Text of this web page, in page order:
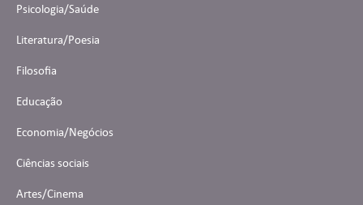
Psicologia/Saúde
Literatura/Poesia
Filosofia
Educação
Economia/Negócios
Ciências sociais
Artes/Cinema